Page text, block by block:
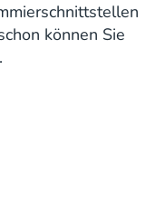
können Sie